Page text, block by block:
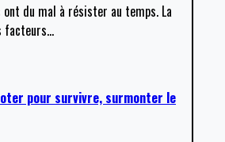
du mal à résister au temps. La
facteurs…
pour survivre, surmonter le